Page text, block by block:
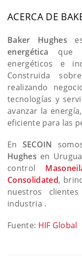
ACERCA DE
Baker Hughes
energética que
energéticos e
Construida
realizando
tecnologías y
avanzar la
eficiente para las
En SECOIN
Hughes en
control
Consolidated,
nuestros
industria .
Fuente: HIF Global